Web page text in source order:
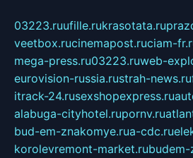
03223.ruufille.rukrasotata.ru
veetbox.rucinemapost.ruciam-
mega-press.ru03223.ruweb-
eurovision-russia.rustrah-news.ru
itrack-24.rusexshopexpress.ru
alabuga-cityhotel.rupornv.ru
bud-em-znakomye.rua-cdc.ru
korolevremont-market.rubudem-